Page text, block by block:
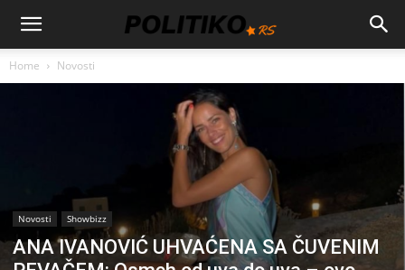
Home Novosti
Novosti Showbizz
ANA IVANOVIĆ UHVAĆENA SA ČUVENIM